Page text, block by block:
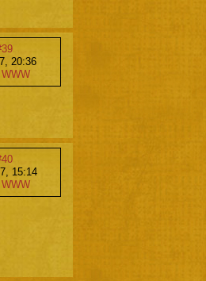
20:36
WWW
15:14
WWW